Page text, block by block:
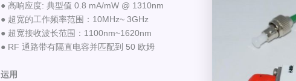
● 高响应度: 典型值 0.8 mA/mW @ 1310nm
● 超宽的工作频率范围：10MHz~ 3GHz
● 超宽接收波长范围：1100nm~1620nm
● RF 通路带有隔直电容并匹配到 50 欧姆
运用